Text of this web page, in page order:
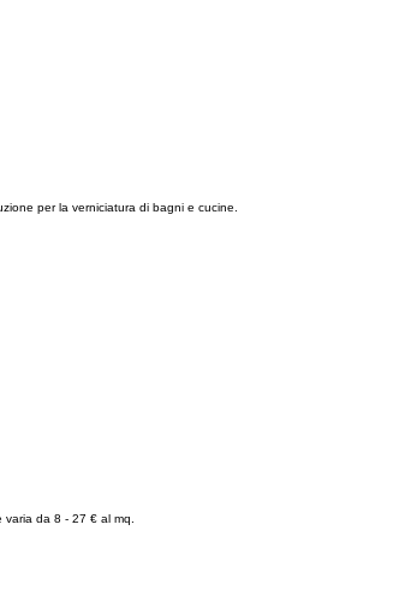
per la verniciatura di bagni e cucine.
varia da 8 - 27 € al mq.